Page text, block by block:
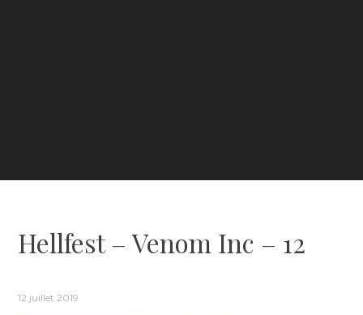
Hellfest – Venom Inc – 12
12 juillet 2019